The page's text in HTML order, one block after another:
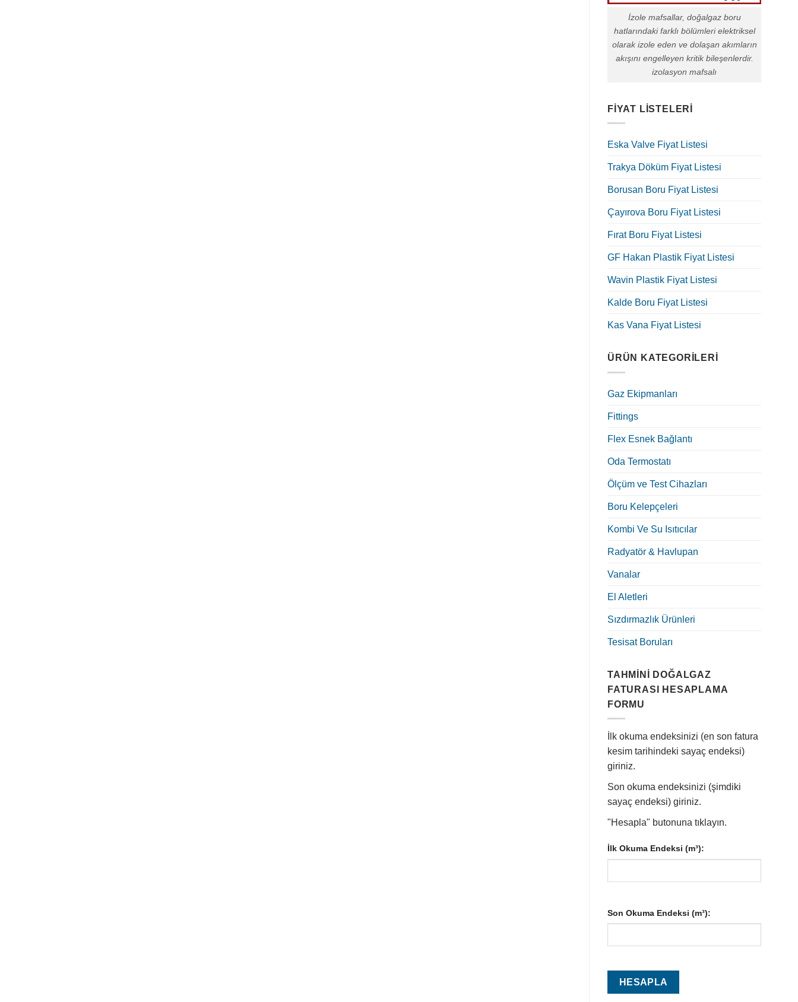
İzole mafsallar, doğalgaz boru
hatlarındaki farklı bölümleri elektriksel
olarak izole eden ve dolaşan akımların
akışını engelleyen kritik bileşenlerdir.
izolasyon mafsalı
FIYAT LISTELERI
Eska Valve Fiyat Listesi
Trakya Döküm Fiyat Listesi
Borusan Boru Fiyat Listesi
Çayırova Boru Fiyat Listesi
Fırat Boru Fiyat Listesi
GF Hakan Plastik Fiyat Listesi
Wavin Plastik Fiyat Listesi
Kalde Boru Fiyat Listesi
Kas Vana Fiyat Listesi
ÜRÜN KATEGORILERI
Gaz Ekipmanları
Fittings
Flex Esnek Bağlantı
Oda Termostatı
Ölçüm ve Test Cihazları
Boru Kelepçeleri
Kombi Ve Su Isıtıcılar
Radyatör & Havlupan
Vanalar
El Aletleri
Sızdırmazlık Ürünleri
Tesisat Boruları
TAHMINI DOĞALGAZ
FATURASI HESAPLAMA
FORMU
İlk okuma endeksinizi (en son fatura
kesim tarihindeki sayaç endeksi)
giriniz.
Son okuma endeksinizi (şimdiki
sayaç endeksi) giriniz.
"Hesapla" butonuna tıklayın.
İlk Okuma Endeksi (m³):
Son Okuma Endeksi (m³):